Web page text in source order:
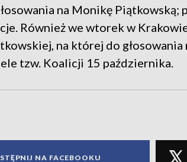
na Monikę
Również we wtorek w
na której do
tzw. Koalicji 15 października.
NA FACEBOOKU